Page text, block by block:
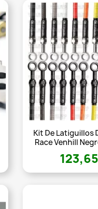
Kit De Latiguillos
Race Venhill